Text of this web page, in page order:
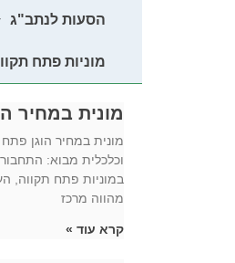
הסעות לנתב"ג
מוניות פתח
מונית במחיר
מונית במחיר הוגן
וכלכלית מבוא:
במוניות פתח תקווה,
מהווה מרכז
קרא עוד »